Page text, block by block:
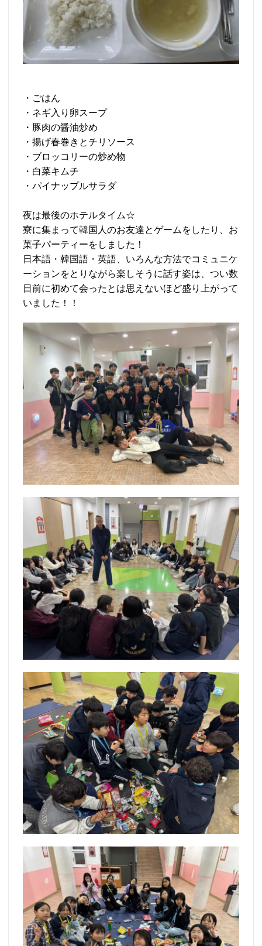
・ごはん
・ネギ入り卵スープ
・豚肉の醤油炒め
・揚げ春巻きとチリソース
・ブロッコリーの炒め物
・白菜キムチ
・パイナップルサラダ
夜は最後のホテルタイム☆
寮に集まって韓国人のお友達とゲームをしたり、お
菓子パーティーをしました！
日本語・韓国語・英語、いろんな方法でコミュニケ
ーションをとりながら楽しそうに話す姿は、つい数
日前に初めて会ったとは思えないほど盛り上がって
いました！！